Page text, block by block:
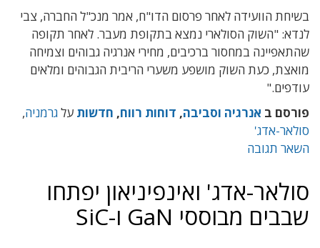
בשיחת הוועידה לאחר פרסום הדו"ח, אמר מנכ"ל החברה, צבי
לנדא: "השוק הסולארי נמצא בתקופת מעבר. לאחר תקופה
שהתאפיינה במחסור ברכיבים, מחירי אנרגיה גבוהים וצמיחה
מואצת, כעת השוק מושפע משערי הריבית הגבוהים ומלאים
עודפים."
פורסם ב אנרגיה וסביבה, דוחות רווח, חדשות עלגרמניה,
סולאר-אדג'
השאר תגובה
סולאר-אדג' ואינפיניאון יפתחו
שבבים מבוססי GaN ו-SiC